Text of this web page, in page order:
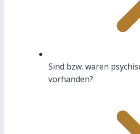
Sind bzw. waren
vorhanden?